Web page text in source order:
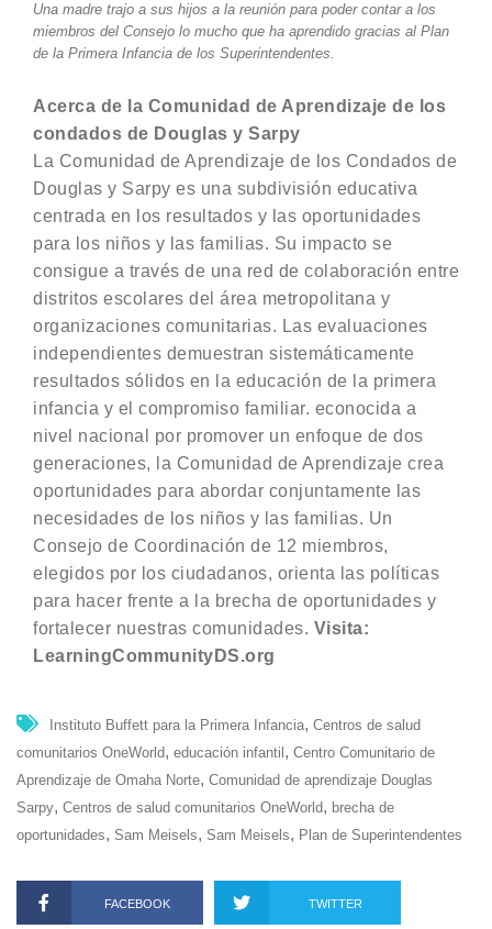
Una madre trajo a sus hijos a la reunión para poder contar a los
miembros del Consejo lo mucho que ha aprendido gracias al Plan
de la Primera Infancia de los Superintendentes.
Acerca de la Comunidad de Aprendizaje de los
condados de Douglas y Sarpy
La Comunidad de Aprendizaje de los Condados de
Douglas y Sarpy es una subdivisión educativa
centrada en los resultados y las oportunidades
para los niños y las familias. Su impacto se
consigue a través de una red de colaboración entre
distritos escolares del área metropolitana y
organizaciones comunitarias. Las evaluaciones
independientes demuestran sistemáticamente
resultados sólidos en la educación de la primera
infancia y el compromiso familiar. econocida a
nivel nacional por promover un enfoque de dos
generaciones, la Comunidad de Aprendizaje crea
oportunidades para abordar conjuntamente las
necesidades de los niños y las familias. Un
Consejo de Coordinación de 12 miembros,
elegidos por los ciudadanos, orienta las políticas
para hacer frente a la brecha de oportunidades y
fortalecer nuestras comunidades. Visita:
LearningCommunityDS.org
Instituto Buffett para la Primera Infancia, Centros de salud
comunitarios OneWorld, educación infantil , Centro Comunitario de
Aprendizaje de Omaha Norte, Comunidad de aprendizaje Douglas
Sarpy, Centros de salud comunitarios OneWorld, brecha de
oportunidades, Sam Meisels, Sam Meisels, Plan de Superintendentes
FACEBOOK TWITTER